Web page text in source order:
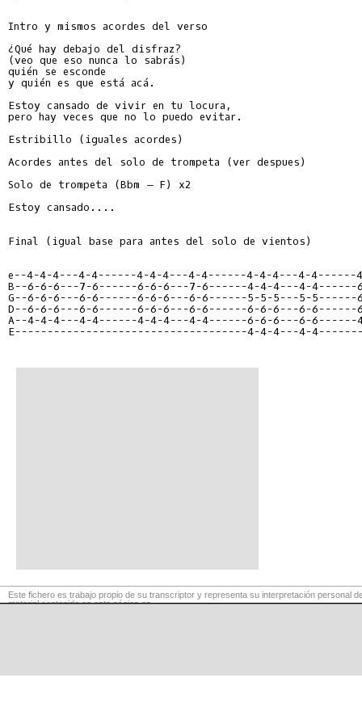
Intro y mismos acordes del verso
¿Qué hay debajo del disfraz?
(veo que eso nunca lo sabrás)
quién se esconde
y quién es que está acá.
Estoy cansado de vivir en tu locura,
pero hay veces que no lo puedo evitar.
Estribillo (iguales acordes)
Acordes antes del solo de trompeta (ver despues)
Solo de trompeta (Bbm – F) x2
Estoy cansado....
Final (igual base para antes del solo de vientos)
e--4-4-4---4-4------4-4-4---4-4------4-4-4---4-4------
B--6-6-6---7-6------6-6-6---7-6------4-4-4---4-4------
G--6-6-6---6-6------6-6-6---6-6------5-5-5---5-5------
D--6-6-6---6-6------6-6-6---6-6------6-6-6---6-6------
A--4-4-4---4-4------4-4-4---4-4------6-6-6---6-6------
E------------------------------------4-4-4---4-
Este fichero es trabajo propio de su transcriptor y representa su interpretación personal
material contenido en esta página es